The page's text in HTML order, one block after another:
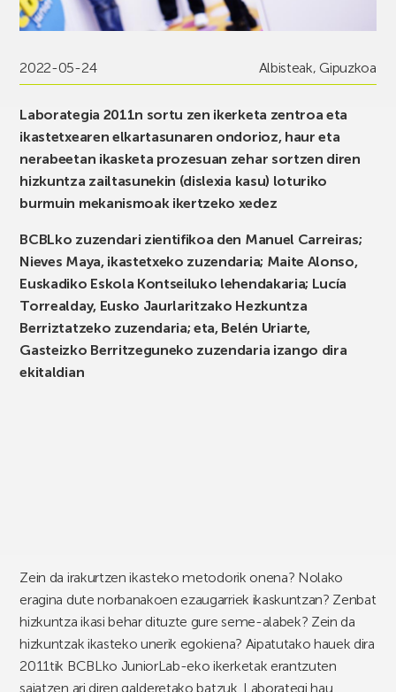
2022-05-24 Albisteak,Gipuzkoa
Laborategia 2011n sortu zen ikerketa zentroa eta
ikastetxearen elkartasunaren ondorioz, haur eta
nerabeetan ikasketa prozesuan zehar sortzen diren
hizkuntza zailtasunekin (dislexia kasu) loturiko
burmuin mekanismoak ikertzeko xedez
BCBLko zuzendari zientifikoa den Manuel Carreiras;
Nieves Maya, ikastetxeko zuzendaria; Maite Alonso,
Euskadiko Eskola Kontseiluko lehendakaria; Lucía
Torrealday, Eusko Jaurlaritzako Hezkuntza
Berriztatzeko zuzendaria; eta, Belén Uriarte,
Gasteizko Berritzeguneko zuzendaria izango dira
ekitaldian
Zein da irakurtzen ikasteko metodorik onena? Nolako
eragina dute norbanakoen ezaugarriek ikaskuntzan? Zenbat
hizkuntza ikasi behar dituzte gure seme-alabek? Zein da
hizkuntzak ikasteko unerik egokiena? Aipatutako hauek dira
2011tik BCBLko JuniorLab-eko ikerketak erantzuten
saiatzen ari diren galderetako batzuk. Laborategi hau